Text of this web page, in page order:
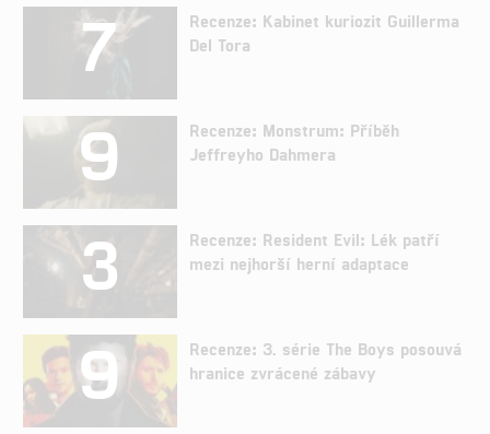
7
Recenze: Kabinet kuriozit Guillerma
Del Tora
9
Recenze: Monstrum: Příběh
Jeffreyho Dahmera
3
Recenze: Resident Evil: Lék patří
mezi nejhorší herní adaptace
9
Recenze: 3. série The Boys posouvá
hranice zvrácené zábavy